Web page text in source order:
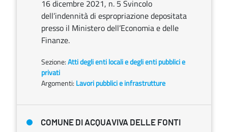
16 dicembre 2021, n. 5 Svincolo
dell’indennità di espropriazione depositata
presso il Ministero dell’Economia e delle
Finanze.
Sezione:Atti degli enti locali e degli enti pubblici e
privati
Argomenti: Lavori pubblici e infrastrutture
COMUNE DI ACQUAVIVA DELLE FONTI